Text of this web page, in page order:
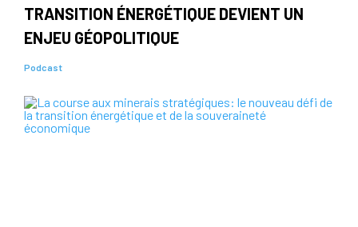
TRANSITION ÉNERGÉTIQUE DEVIENT UN
ENJEU GÉOPOLITIQUE
Podcast